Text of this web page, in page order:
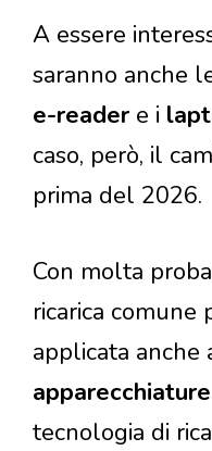
A essere
saranno anche
e-reader e i
caso, però, il
prima del 2026.
Con molta
ricarica comune
applicata
tecnologia di